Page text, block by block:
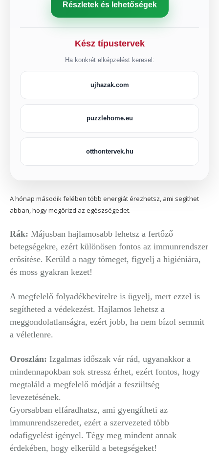
Részletek és lehetőségek
Kész típustervek
Ha konkrét elképzelést keresel:
ujhazak.com
puzzlehome.eu
otthontervek.hu
A hónap második felében több energiát érezhetsz, ami segíthet
abban, hogy megőrizd az egészségedet.
Rák: Májusban hajlamosabb lehetsz a fertőző
betegségekre, ezért különösen fontos az immunrendszer
erősítése. Kerüld a nagy tömeget, figyelj a higiéniára,
és moss gyakran kezet!
A megfelelő folyadékbevitelre is ügyelj, mert ezzel is
segítheted a védekezést. Hajlamos lehetsz a
meggondolatlanságra, ezért jobb, ha nem bízol semmit
a véletlenre.
Oroszlán: Izgalmas időszak vár rád, ugyanakkor a
mindennapokban sok stressz érhet, ezért fontos, hogy
megtaláld a megfelelő módját a feszültség
levezetésének.
Gyorsabban elfáradhatsz, ami gyengítheti az
immunrendszeredet, ezért a szervezeted több
odafigyelést igényel. Tégy meg mindent annak
érdekében, hogy elkerüld a betegségeket!